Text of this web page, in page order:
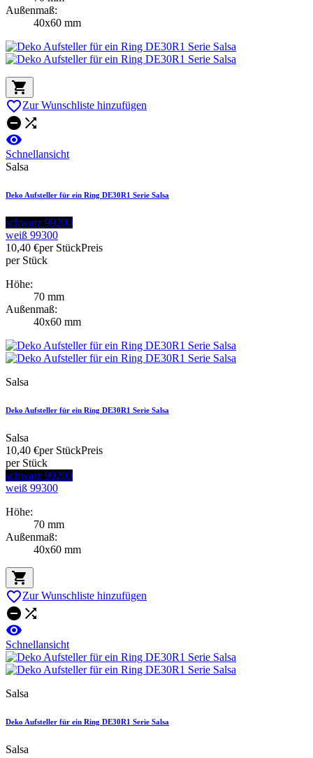
Außenmaß:
40x60 mm

Zur Wunschliste hinzufügen
 

Schnellansicht
Salsa
Deko Aufsteller für ein Ring DE30R1 Serie Salsa
schwarz 99200
weiß 99300
10,40 €per StückPreis
per Stück
Höhe:
70 mm
Außenmaß:
40x60 mm
Salsa
Deko Aufsteller für ein Ring DE30R1 Serie Salsa
Salsa
10,40 €per StückPreis
per Stück
schwarz 99200
weiß 99300
Höhe:
70 mm
Außenmaß:
40x60 mm

Zur Wunschliste hinzufügen
 

Schnellansicht
Salsa
Deko Aufsteller für ein Ring DE30R1 Serie Salsa
Salsa